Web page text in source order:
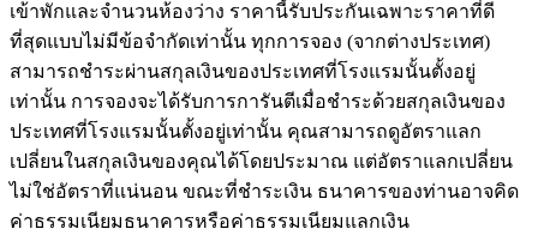
เข้าพักและจำนวนห้องว่าง ราคานี้รับประกันเฉพาะราคาที่ดี
ที่สุดแบบไม่มีข้อจำกัดเท่านั้น ทุกการจอง (จากต่างประเทศ)
สามารถชำระผ่านสกุลเงินของประเทศที่โรงแรมนั้นตั้งอยู่
เท่านั้น การจองจะได้รับการการันตีเมื่อชำระด้วยสกุลเงินของ
ประเทศที่โรงแรมนั้นตั้งอยู่เท่านั้น คุณสามารถดูอัตราแลก
เปลี่ยนในสกุลเงินของคุณได้โดยประมาณ แต่อัตราแลกเปลี่ยน
ไม่ใช่อัตราที่แน่นอน ขณะที่ชำระเงิน ธนาคารของท่านอาจคิด
ค่าธรรมเนียมธนาคารหรือค่าธรรมเนียมแลกเงิน